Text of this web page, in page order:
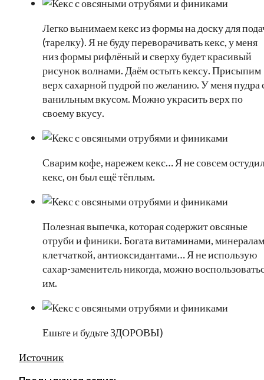
Легко вынимаем кекс из формы на доску для
(тарелку). Я не буду переворачивать кекс, у меня
низ формы рифлёный и сверху будет красивый
рисунок волнами. Даём остыть кексу. Присыпим
верх сахарной пудрой по желанию. У меня пудра
ванильным вкусом. Можно украсить верх по
своему вкусу.
Сварим кофе, нарежем кекс… Я не совсем
кекс, он был ещё тёплым.
Полезная выпечка, которая содержит овсяные
отруби и финики. Богата витаминами,
клетчаткой, антиоксидантами… Я не использую
сахар-заменитель никогда, можно
им.
Ешьте и будьте ЗДОРОВЫ)
Источник